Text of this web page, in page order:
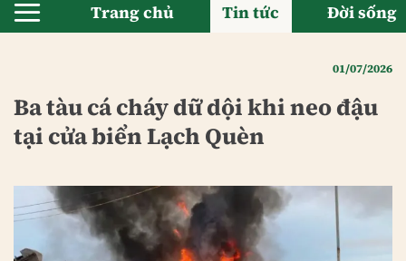
Trang chủ Tin tức Đời sống
01/07/2026
Ba tàu cá cháy dữ dội khi neo đậu
tại cửa biển Lạch Quèn